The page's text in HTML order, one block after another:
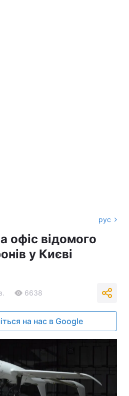
рус
офіс відомого
у Києві
6638
на нас в Google